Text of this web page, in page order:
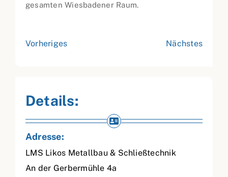
gesamten Wiesbadener Raum.
Vorheriges Nächstes
Details:
Adresse:
LMS Likos Metallbau & Schließtechnik
An der Gerbermühle 4a